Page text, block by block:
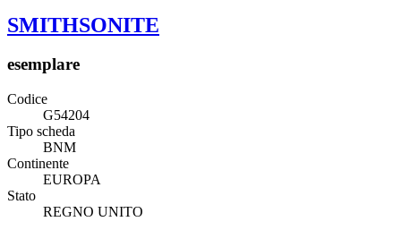
SMITHSONITE
esemplare
Codice
G54204
Tipo scheda
BNM
Continente
EUROPA
Stato
REGNO UNITO